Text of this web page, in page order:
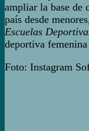
ampliar la base de
país desde
Escuelas
deportiva
Foto: Instagram